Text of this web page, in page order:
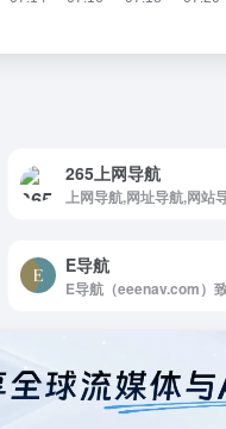
265上网导航
E导航